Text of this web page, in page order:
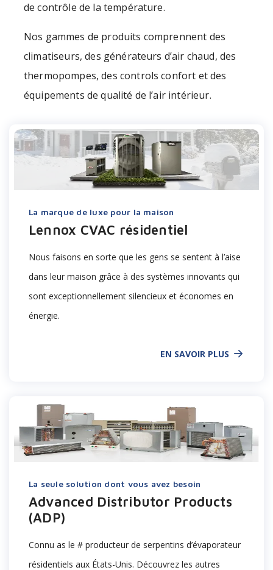
de contrôle de la température.
Nos gammes de produits comprennent des
climatiseurs, des générateurs d’air chaud, des
thermopompes, des controls confort et des
équipements de qualité de l’air intérieur.
La marque de luxe pour la maison
Lennox CVAC résidentiel
Nous faisons en sorte que les gens se sentent à l’aise
dans leur maison grâce à des systèmes innovants qui
sont exceptionnellement silencieux et économes en
énergie.
EN SAVOIR PLUS
La seule solution dont vous avez besoin
Advanced Distributor Products
(ADP)
Connu as le # producteur de serpentins d’évaporateur
résidentiels aux États-Unis. Découvrez les autres